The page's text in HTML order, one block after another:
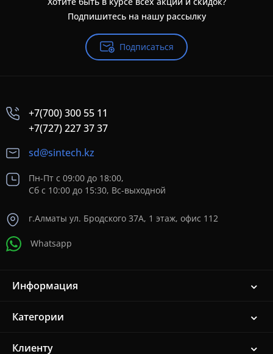
Подпишитесь на нашу рассылку
Подписаться
+7(700) 300 55 11
+7(727) 227 37 37
sd@sintech.kz
Пн-Пт с 09:00 до 18:00,
Сб с 10:00 до 15:30, Вс-выходной
г.Алматы ул. Бродского 37A, 1 этаж, офис 112
Whatsapp
Информация
Категории
Клиенту